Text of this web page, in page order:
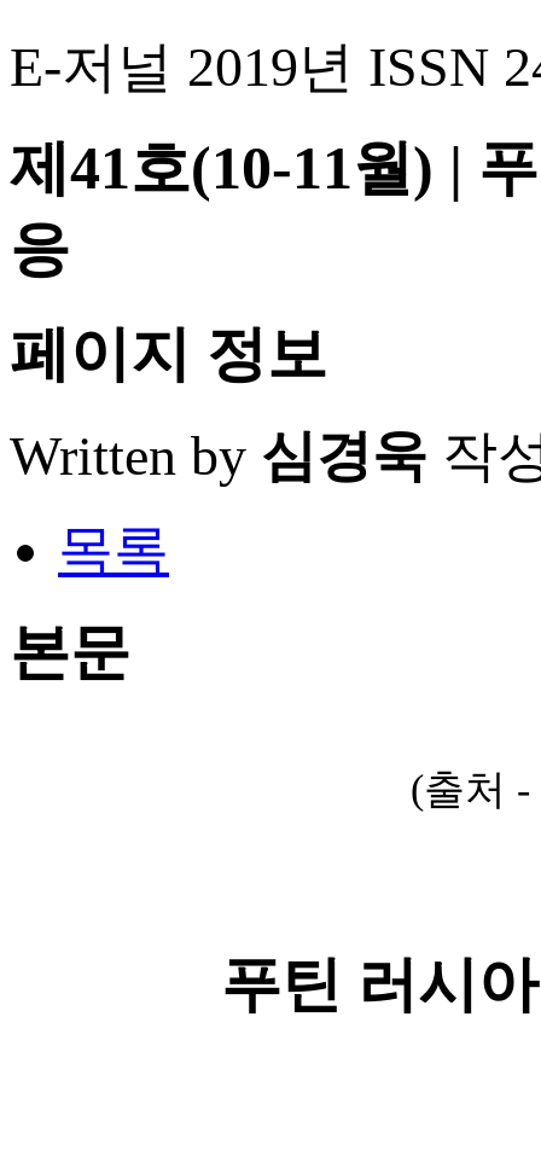
E-저널 2019년 ISSN
제41호(10-11월) |
응
페이지 정보
Written by 심경욱 작
목록
본문
​(출처 -
푸틴 러시